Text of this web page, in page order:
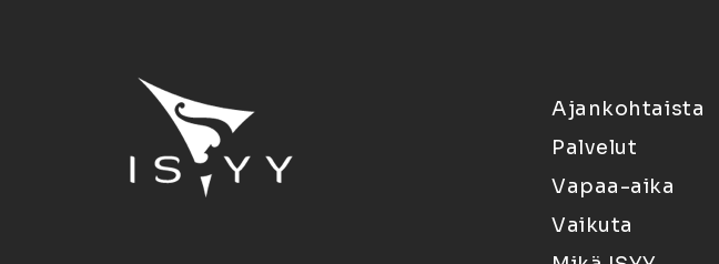
Ajankohtaista
Palvelut
Vapaa-aika
Vaikuta